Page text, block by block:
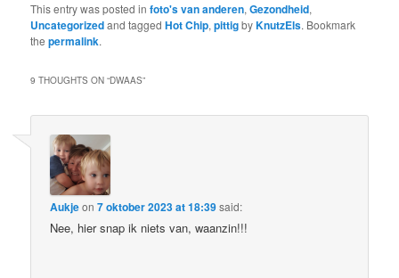
This entry was posted infoto's van anderen,Gezondheid,
Uncategorizedand taggedHot Chip,pittigbyKnutzEls. Bookmark
thepermalink.
9 THOUGHTS ON “DWAAS”
Aukjeon7 oktober 2023 at 18:39said:
Nee, hier snap ik niets van, waanzin!!!